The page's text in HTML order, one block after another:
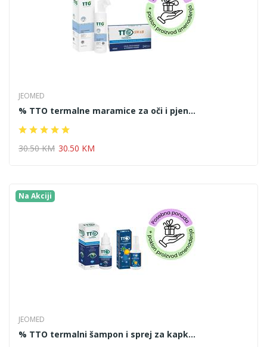
JEOMED
% TTO termalne maramice za oči i pjen...
30.50 KM 30.50 KM
Na Akciji
JEOMED
% TTO termalni šampon i sprej za kapk...